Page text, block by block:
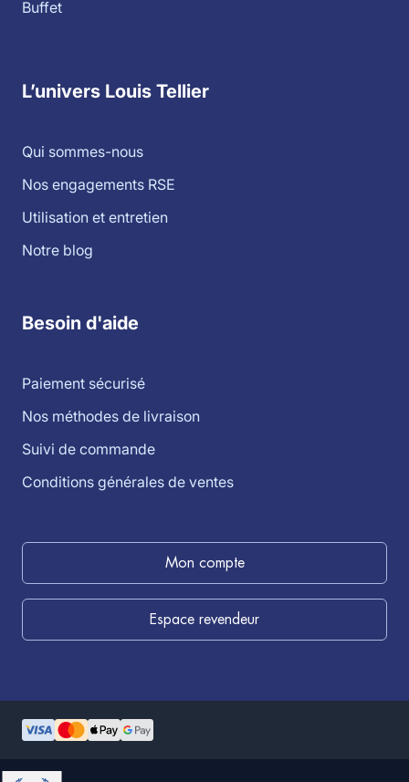
Buffet
L’univers Louis Tellier
Qui sommes-nous
Nos engagements RSE
Utilisation et entretien
Notre blog
Besoin d'aide
Paiement sécurisé
Nos méthodes de livraison
Suivi de commande
Conditions générales de ventes
Mon compte
Espace revendeur